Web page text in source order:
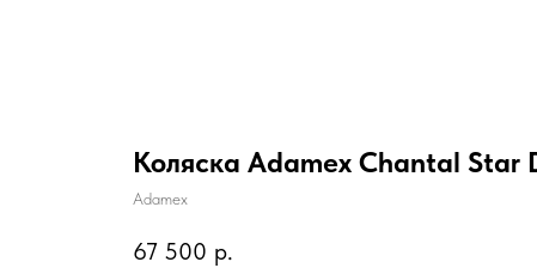
Коляска Adamex Chantal Star
Adamex
67 500 р.